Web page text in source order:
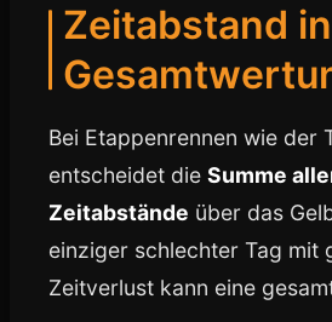
Zeitabstand
Bei Etappenrennen wie der
entscheidet die Summe
Zeitabstände über das
einziger schlechter Tag mit
Zeitverlust kann eine